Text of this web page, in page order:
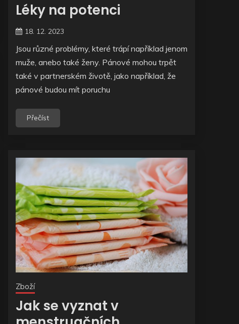
Léky na potenci
18. 12. 2023
Jsou různé problémy, které trápí například jenom
muže, anebo také ženy. Pánové mohou trpět
také v partnerském životě, jako například, že
pánové budou mít poruchu
Přečíst
Zboží
Jak se vyznat v